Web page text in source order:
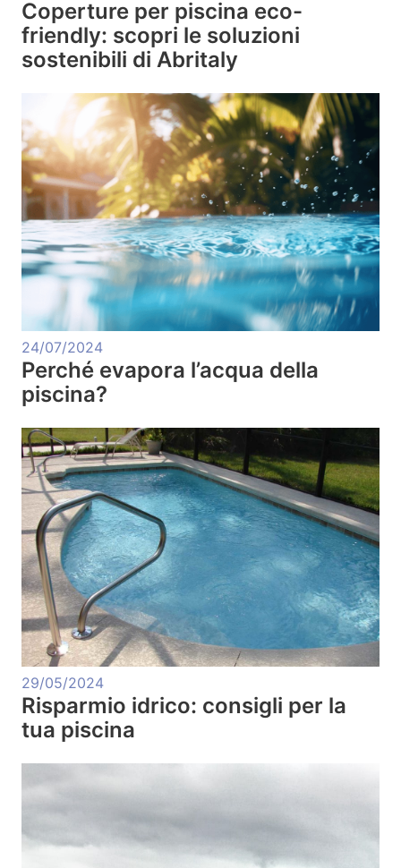
Coperture per piscina eco-
friendly: scopri le soluzioni
sostenibili di Abritaly
24/07/2024
Perché evapora l’acqua della
piscina?
29/05/2024
Risparmio idrico: consigli per la
tua piscina